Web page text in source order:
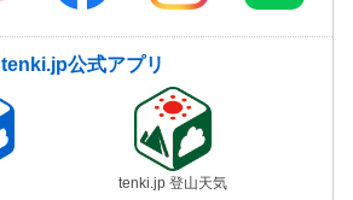
tenki.jp公式アプリ
tenki.jp 登山天気